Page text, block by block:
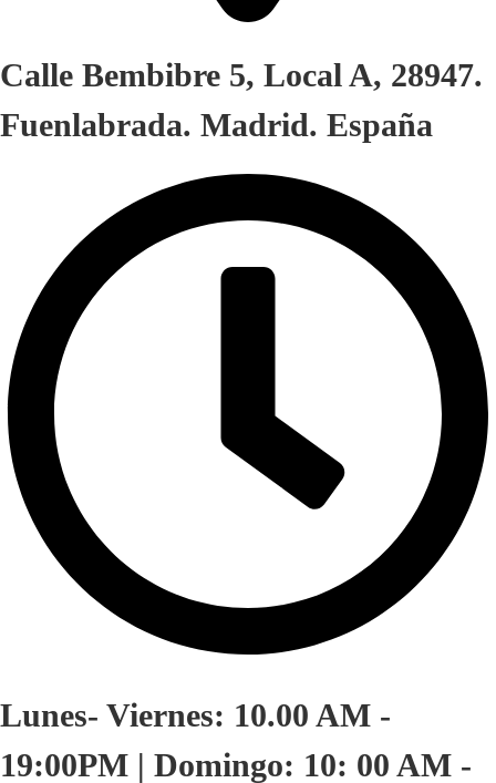
Calle Bembibre 5, Local A, 28947.
Fuenlabrada. Madrid. España
Lunes- Viernes: 10.00 AM -
19:00PM | Domingo: 10: 00 AM -